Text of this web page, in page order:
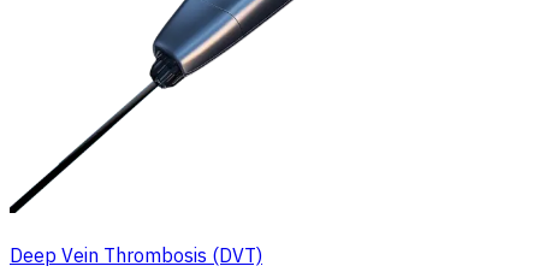
Deep Vein Thrombosis (DVT)